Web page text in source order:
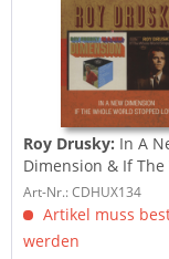
Roy Drusky: In A
Dimension & If The
World Stops
Art-Nr.: CDHUX134
Artikel muss
werden